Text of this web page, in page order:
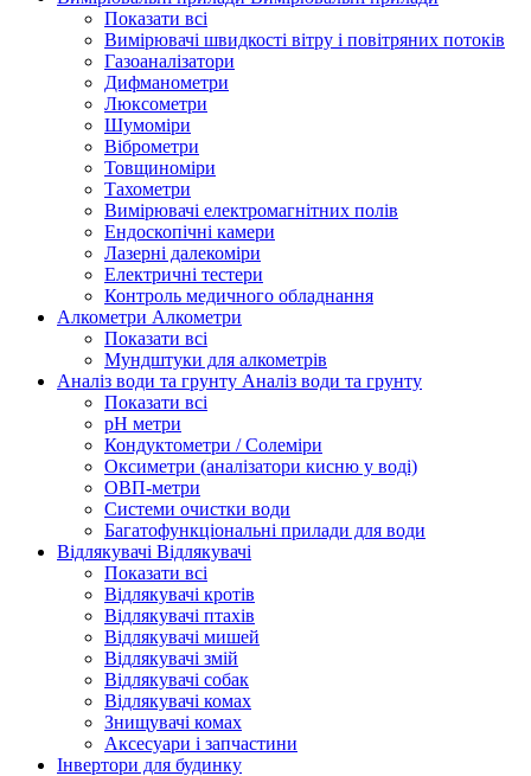
Показати всі
Вимірювачі швидкості вітру і повітряних потоків
Газоаналізатори
Дифманометри
Люксометри
Шумоміри
Віброметри
Товщиноміри
Тахометри
Вимірювачі електромагнітних полів
Ендоскопічні камери
Лазерні далекоміри
Електричні тестери
Контроль медичного обладнання
Алкометри Алкометри
Показати всі
Мундштуки для алкометрів
Аналіз води та грунту Аналіз води та грунту
Показати всі
рН метри
Кондуктометри / Солеміри
Оксиметри (аналізатори кисню у воді)
ОВП-метри
Системи очистки води
Багатофункціональні прилади для води
Відлякувачі Відлякувачі
Показати всі
Відлякувачі кротів
Відлякувачі птахів
Відлякувачі мишей
Відлякувачі змій
Відлякувачі собак
Відлякувачі комах
Знищувачі комах
Аксесуари і запчастини
Інвертори для будинку